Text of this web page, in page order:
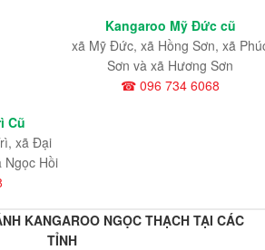
Kangaroo Mỹ Đức cũ
xã Mỹ Đức, xã Hồng Sơn, xã
Sơn và xã Hương Sơn
☎ 096 734 6068
Cũ
xã Đại
Ngọc Hồi
KANGAROO NGỌC THẠCH TẠI CÁC
TỈNH